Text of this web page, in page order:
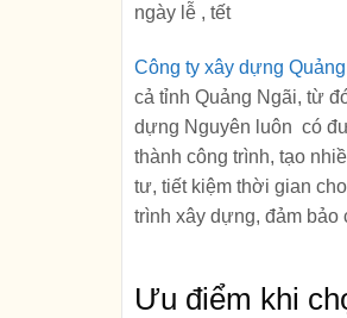
ngày lễ , tết
Công ty xây dựng
cả tỉnh Quảng Ngãi, từ
dựng Nguyên luôn có
thành công trình, tạo
tư, tiết kiệm thời gian
trình xây dựng, đảm bảo
Ưu điểm khi